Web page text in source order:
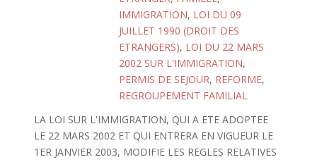
IMMIGRATION, LOI DU 09
JUILLET 1990 (DROIT DES
ETRANGERS), LOI DU 22 MARS
2002 SUR L'IMMIGRATION,
PERMIS DE SEJOUR, REFORME,
REGROUPEMENT FAMILIAL
LA LOI SUR L'IMMIGRATION, QUI A ETE ADOPTEE
LE 22 MARS 2002 ET QUI ENTRERA EN VIGUEUR LE
1ER JANVIER 2003, MODIFIE LES REGLES RELATIVES